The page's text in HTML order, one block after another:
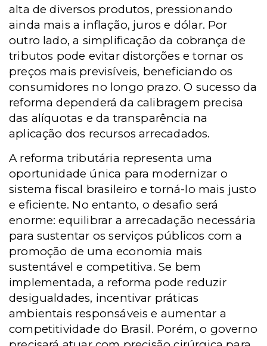
alta de diversos produtos, pressionando
ainda mais a inflação, juros e dólar. Por
outro lado, a simplificação da cobrança de
tributos pode evitar distorções e tornar os
preços mais previsíveis, beneficiando os
consumidores no longo prazo. O sucesso da
reforma dependerá da calibragem precisa
das alíquotas e da transparência na
aplicação dos recursos arrecadados.
A reforma tributária representa uma
oportunidade única para modernizar o
sistema fiscal brasileiro e torná-lo mais justo
e eficiente. No entanto, o desafio será
enorme: equilibrar a arrecadação necessária
para sustentar os serviços públicos com a
promoção de uma economia mais
sustentável e competitiva. Se bem
implementada, a reforma pode reduzir
desigualdades, incentivar práticas
ambientais responsáveis e aumentar a
competitividade do Brasil. Porém, o governo